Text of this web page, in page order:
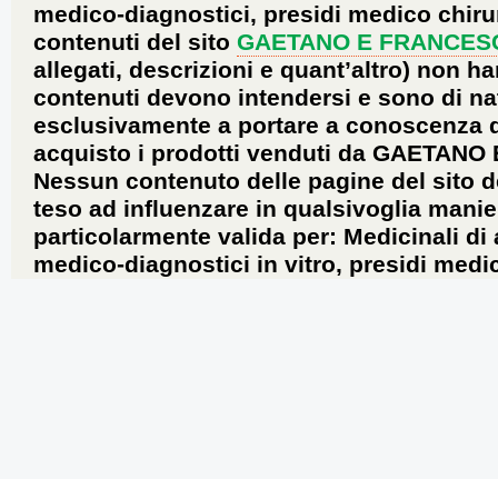
medico-diagnostici, presidi medico
contenuti del sito GAETANO E
allegati, descrizioni e quant’altro) non
contenuti devono intendersi e sono di
esclusivamente a portare a
acquisto i prodotti venduti da GAETANO
Nessun contenuto delle pagine del sito
teso ad influenzare in qualsivoglia
particolarmente valida per: Medicinali
medico-diagnostici in vitro, presidi